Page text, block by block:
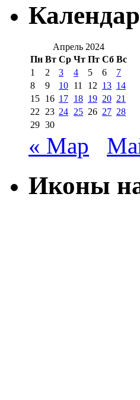
Апрель 2024
Пн Вт Ср Чт Пт Сб Вс
1
2 3 4 5 6
7
8
9 10 11 12 13 14
15 16 17 18 19 20 21
22
23 24 25 26 27 28
29 30
« Мар
Иконы